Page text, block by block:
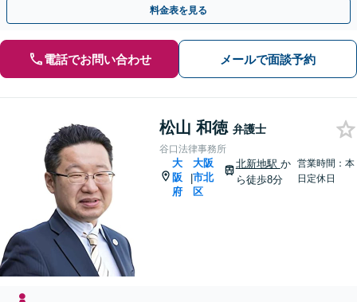
料金表を見る
電話でお問い合わせ メールで面談予約
松山 和徳 弁護士
谷口法律事務所
大
阪
府
|
大阪
市北
区
北新地駅 か
ら徒歩8分
営業時間：本
日定休日